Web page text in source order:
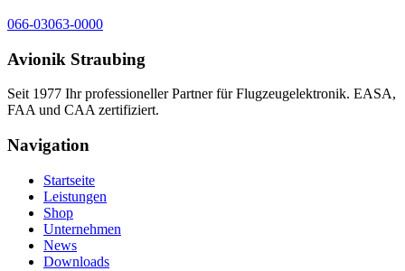
066-03063-0000
Avionik Straubing
Seit 1977 Ihr professioneller Partner für Flugzeugelektronik. EASA,
FAA und CAA zertifiziert.
Navigation
Startseite
Leistungen
Shop
Unternehmen
News
Downloads